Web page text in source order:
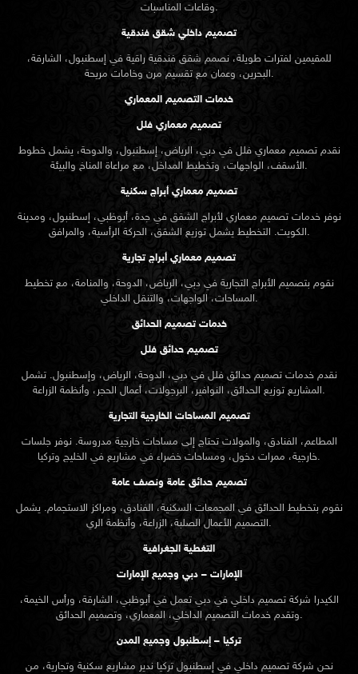
وقاعات المناسبات.
تصميم داخلي شقق فندقية
للمقيمين لفترات طويلة، نصمم شقق فندقية راقية في إسطنبول، الشارقة،
البحرين، وعمان مع تقسيم مرن وخامات مريحة.
خدمات التصميم المعماري
تصميم معماري فلل
نقدمتصميم معماري فلل في دبي، الرياض، إسطنبول، والدوحة، يشمل خطوط
الأسقف، الواجهات، وتخطيط المداخل، مع مراعاة المناخ والبيئة.
تصميم معماري أبراج سكنية
نوفر خدمات تصميم معماري لأبراج الشقق في جدة، أبوظبي، إسطنبول، ومدينة
الكويت. التخطيط يشمل توزيع الشقق، الحركة الرأسية، والمرافق.
تصميم معماري أبراج تجارية
نقوم بتصميم الأبراج التجارية في دبي، الرياض، الدوحة، والمنامة، مع تخطيط
المساحات، الواجهات، والتنقل الداخلي.
خدمات تصميم الحدائق
تصميم حدائق فلل
نقدم خدماتتصميم حدائق فلل في دبي، الدوحة، الرياض، وإسطنبول. تشمل
المشاريع توزيع الحدائق، النوافير، البرجولات، أعمال الحجر، وأنظمة الزراعة.
تصميم المساحات الخارجية التجارية
المطاعم، الفنادق، والمولات تحتاج إلى مساحات خارجية مدروسة. نوفر جلسات
خارجية، ممرات دخول، ومساحات خضراء في مشاريع في الخليج وتركيا.
تصميم حدائق عامة ونصف عامة
نقوم بتخطيط الحدائق في المجمعات السكنية، الفنادق، ومراكز الاستجمام. يشمل
التصميم الأعمال الصلبة، الزراعة، وأنظمة الري.
التغطية الجغرافية
الإمارات – دبي وجميع الإمارات
الكيدرا شركة تصميم داخلي في دبي تعمل في أبوظبي، الشارقة، ورأس الخيمة،
وتقدم خدمات التصميم الداخلي، المعماري، وتصميم الحدائق.
تركيا – إسطنبول وجميع المدن
نحن شركة تصميم داخلي في إسطنبول تركيا ندير مشاريع سكنية وتجارية، من